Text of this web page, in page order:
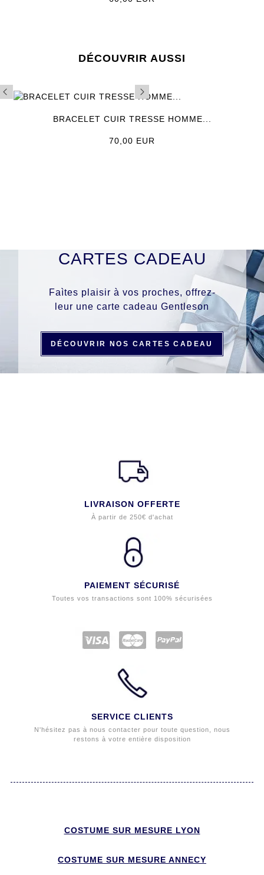
DÉCOUVRIR AUSSI
BRACELET CUIR TRESSE HOMME...
Prix
70,00 EUR
CARTES CADEAU
Faìtes plaisir à vos proches, offrez-
leur une carte cadeau Gentleson
DÉCOUVRIR NOS CARTES CADEAU
LIVRAISON OFFERTE
À partir de 250€ d'achat
PAIEMENT SÉCURISÉ
Toutes vos transactions sont 100% sécurisées
SERVICE CLIENTS
N'hésitez pas à nous contacter pour toute question, nous
restons à votre entière disposition
COSTUME SUR MESURE LYON
COSTUME SUR MESURE ANNECY